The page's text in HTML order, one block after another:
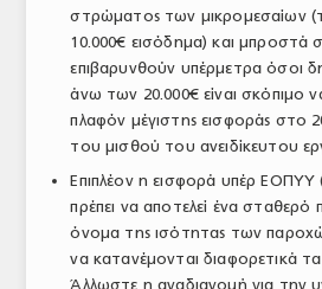
στρώματος των μικρομεσαίων
10.000€ εισόδημα) και μπροστά
επιβαρυνθούν υπέρμετρα όσοι
άνω των 20.000€ είναι σκόπιμο
πλαφόν μέγιστης εισφοράς στο
του μισθού του ανειδίκευτου
Επιπλέον η εισφορά υπέρ ΕΟΠΥΥ
πρέπει να αποτελεί ένα
όνομα της ισότητας των
να κατανέμονται διαφορετικά
Άλλωστε η αναδιανομή για την